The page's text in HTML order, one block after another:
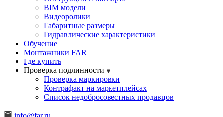
BIM модели
Видеоролики
Габаритные размеры
Гидравлические характеристики
Обучение
Монтажники FAR
Где купить
Проверка подлинности
Проверка маркировки
Контрафакт на маркетплейсах
Cписок недобросовестных продавцов
info@far.ru